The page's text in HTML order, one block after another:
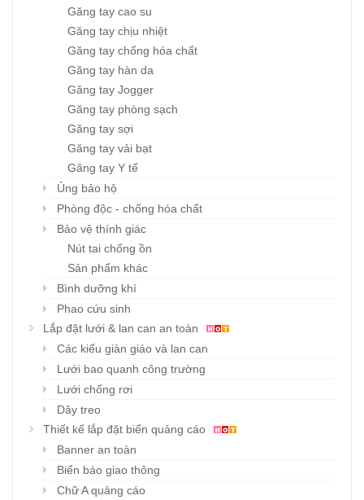
Găng tay cao su
Găng tay chịu nhiệt
Găng tay chống hóa chất
Găng tay hàn da
Găng tay Jogger
Găng tay phòng sạch
Găng tay sợi
Găng tay vải bạt
Găng tay Y tế
Ủng bảo hộ
Phòng độc - chống hóa chất
Bảo vệ thính giác
Nút tai chống ồn
Sản phẩm khác
Bình dưỡng khí
Phao cứu sinh
Lắp đặt lưới & lan can an toàn
Các kiểu giàn giáo và lan can
Lưới bao quanh công trường
Lưới chống rơi
Dây treo
Thiết kế lắp đặt biển quảng cáo
Banner an toàn
Biển báo giao thông
Chữ A quảng cáo